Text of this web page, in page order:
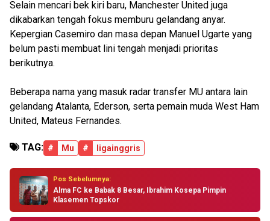
Selain mencari bek kiri baru, Manchester United juga
dikabarkan tengah fokus memburu gelandang anyar.
Kepergian Casemiro dan masa depan Manuel Ugarte yang
belum pasti membuat lini tengah menjadi prioritas
berikutnya.
Beberapa nama yang masuk radar transfer MU antara lain
gelandang Atalanta, Ederson, serta pemain muda West Ham
United, Mateus Fernandes.
TAG: # Mu # ligainggris
Pos Sebelumnya:
Alma FC ke Babak 8 Besar, Ibrahim Kosepa Pimpin
Klasemen Topskor